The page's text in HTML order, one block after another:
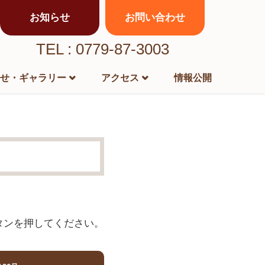
お知らせ お問い合わせ
TEL : 0779-87-3003
・ギャラリー アクセス 情報公開
を押してください。